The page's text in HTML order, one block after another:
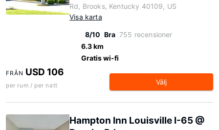
Rd, Brooks, Kentucky 40109, US
Visa karta
8/10 Bra 755 recensioner
6.3 km
Gratis wi-fi
FRÅN USD 106
per rum / per natt Välj
Hampton Inn Louisville I-65 @